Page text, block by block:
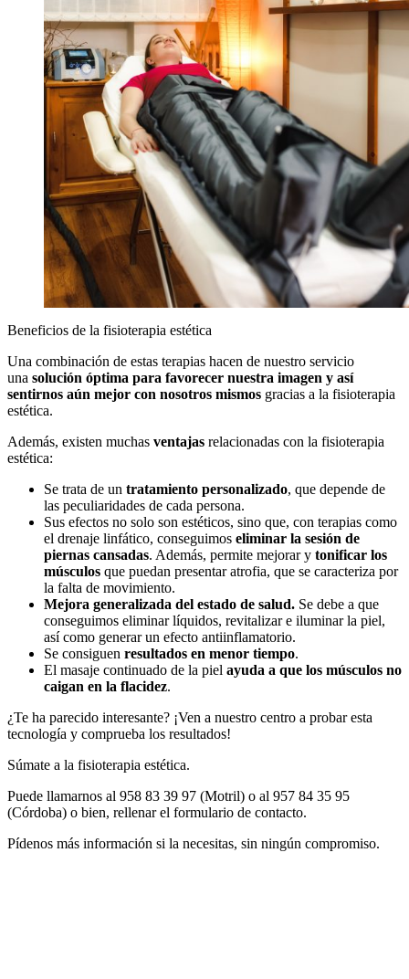
lymphatic drainage massage. Health and beauty concept.
Beneficios de la fisioterapia estética
Una combinación de estas terapias hacen de nuestro servicio
una solución óptima para favorecer nuestra imagen y así
sentirnos aún mejor con nosotros mismos gracias a la fisioterapia
estética.
Además, existen muchas ventajas relacionadas con la fisioterapia
estética:
Se trata de un tratamiento personalizado, que depende de
las peculiaridades de cada persona.
Sus efectos no solo son estéticos, sino que, con terapias como
el drenaje linfático, conseguimos eliminar la sesión de
piernas cansadas. Además, permite mejorar y tonificar los
músculos que puedan presentar atrofia, que se caracteriza por
la falta de movimiento.
Mejora generalizada del estado de salud. Se debe a que
conseguimos eliminar líquidos, revitalizar e iluminar la piel,
así como generar un efecto antiinflamatorio.
Se consiguen resultados en menor tiempo.
El masaje continuado de la piel ayuda a que los músculos no
caigan en la flacidez.
¿Te ha parecido interesante? ¡Ven a nuestro centro a probar esta
tecnología y comprueba los resultados!
Súmate a la fisioterapia estética.
Puede llamarnos al 958 83 39 97 (Motril) o al 957 84 35 95
(Córdoba) o bien, rellenar el formulario de contacto.
Pídenos más información si la necesitas, sin ningún compromiso.